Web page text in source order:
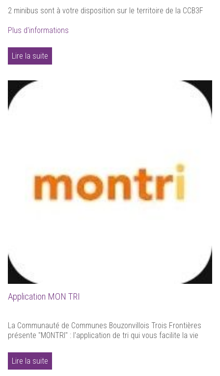
2 minibus sont à votre disposition sur le territoire de la CCB3F
Plus d'informations
Lire la suite
Application MON TRI
La Communauté de Communes Bouzonvillois Trois Frontières
présente "MONTRI" : l'application de tri qui vous facilite la vie
Lire la suite